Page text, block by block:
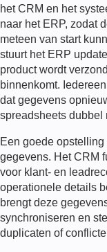
het CRM en het
naar het ERP, zodat
meteen van start
stuurt het ERP
product wordt
binnenkomt.
dat gegevens
spreadsheets dubbel
Een goede
gegevens. Het CRM
voor klant- en
operationele details
brengt deze
synchroniseren en
duplicaten of